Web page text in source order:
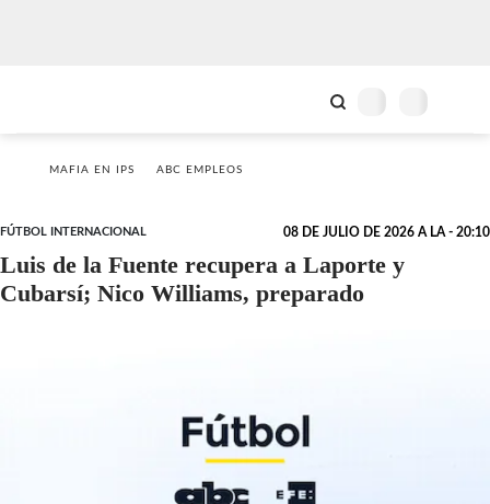
MAFIA EN IPS ABC EMPLEOS
FÚTBOL INTERNACIONAL 08 DE JULIO DE 2026 A LA - 20:10
Luis de la Fuente recupera a Laporte y
Cubarsí; Nico Williams, preparado